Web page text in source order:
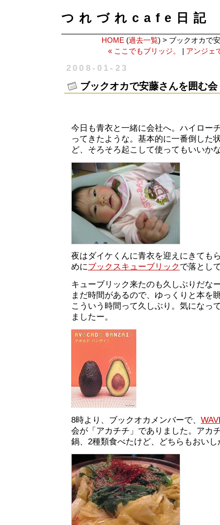
つれづれcafe日記
HOME (過去一覧) > ブックオカで
« ここでもブリッジ。
アンジェ
2008-01-23
ブックオカで安藤さんを囲む会
今日も青衣と一緒に会社へ。ハイロー
ってきたような。基本的に一番倒した
ど、そろそろ起こして使ってもいいか
夜はダイケくんに青衣を迎えにきても
めにブックスキューブリック で落とし
キューブリック来たのも久しぶりだな
まだ時間があるので、ゆっくりと本を
こういう時間って久しぶり。気になっ
ましたー。
8時より、ブックオカメンバーで、
会が「アカチチ」でありました。アカ
鍋、2種類食べたけど、どちらもおい